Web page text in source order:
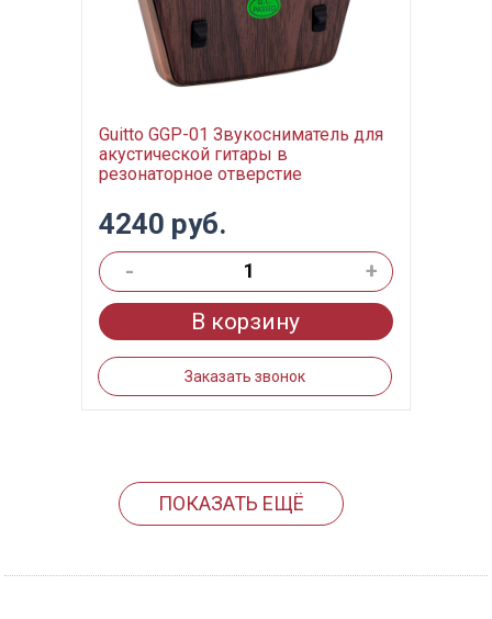
Guitto GGP-01 Звукосниматель для
акустической гитары в
резонаторное отверстие
4240 руб.
-
+
В корзину
Заказать звонок
ПОКАЗАТЬ ЕЩЁ